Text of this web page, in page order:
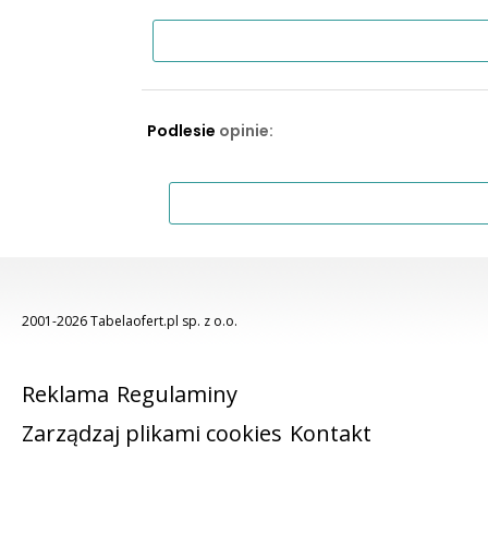
Podlesie opinie:
2001-2026 Tabelaofert.pl sp. z o.o.
Reklama Regulaminy
Zarządzaj plikami cookies Kontakt